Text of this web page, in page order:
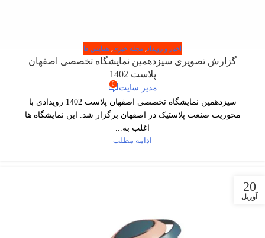
اخبار و رویداد, مجله خبری, همایش ها
گزارش تصویری سیزدهمین نمایشگاه تخصصی اصفهان
پلاست 1402
مدیر سایت 0
سیزدهمین نمایشگاه تخصصی اصفهان پلاست 1402 رویدادی با
محوریت صنعت پلاستیک در اصفهان برگزار شد. این نمایشگاه ها
اغلب به...
ادامه مطلب
20
آوریل